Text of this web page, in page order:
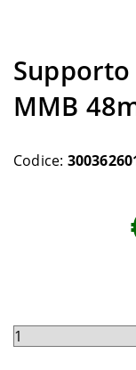
MMB
Codice:
Seleziona